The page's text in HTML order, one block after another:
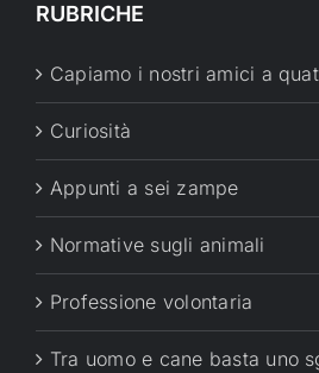
RUBRICHE
Capiamo i nostri amici a
Curiosità
Appunti a sei zampe
Normative sugli animali
Professione volontaria
Tra uomo e cane basta uno